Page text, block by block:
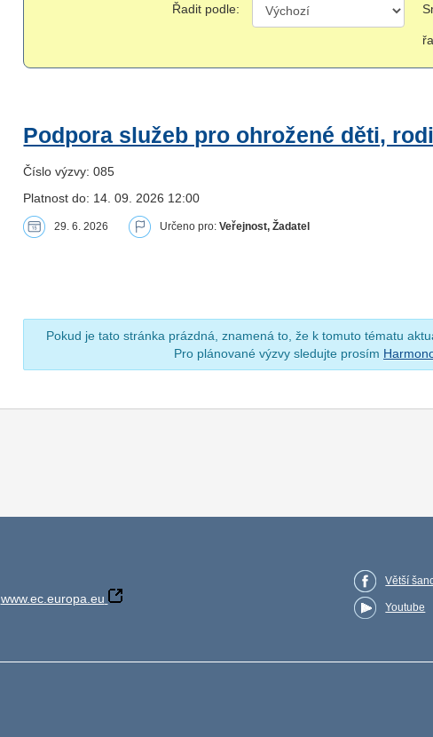
Řadit podle:
Podpora služeb pro ohrožené děti,
Číslo výzvy: 085
Platnost do: 14. 09. 2026 12:00
29. 6. 2026 Určeno pro:Veřejnost, Žadatel
Pokud je tato stránka prázdná, znamená to, že k tomuto tématu
Pro plánované výzvy sledujte prosím
www.ec.europa.eu
Větší
Youtube